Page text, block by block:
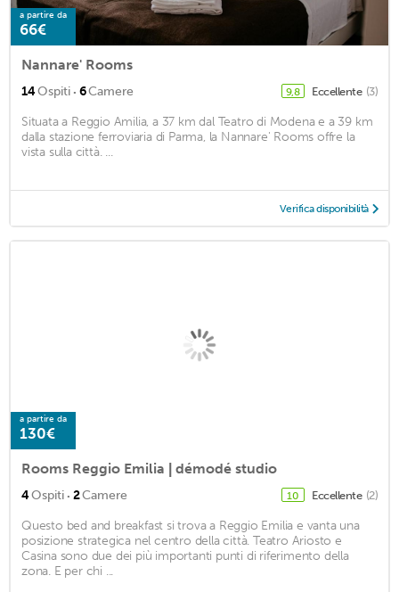
a partire da
66€
Nannare' Rooms
14Ospiti · 6Camere 9,8 Eccellente (3)
Situata a Reggio Amilia, a 37 km dal Teatro di Modena e a 39 km
dalla stazione ferroviaria di Parma, la Nannare' Rooms offre la
vista sulla città. ...
Verifica disponibilità
a partire da
130€
Rooms Reggio Emilia | démodé studio
4Ospiti · 2Camere 10 Eccellente (2)
Questo bed and breakfast si trova a Reggio Emilia e vanta una
posizione strategica nel centro della città. Teatro Ariosto e
Casina sono due dei più importanti punti di riferimento della
zona. E per chi ...